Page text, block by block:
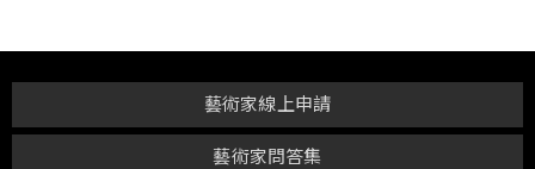
藝術家問答集
藝術家線上申請